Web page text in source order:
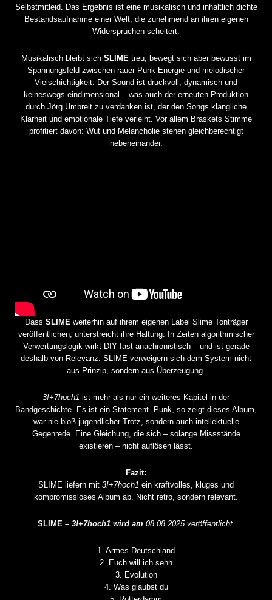
Selbstmitleid. Das Ergebnis ist eine musikalisch und inhaltlich dichte
Bestandsaufnahme einer Welt, die zunehmend an ihren eigenen
Widersprüchen scheitert.
Musikalisch bleibt sich SLIME treu, bewegt sich aber bewusst im
Spannungsfeld zwischen rauer Punk-Energie und melodischer
Vielschichtigkeit. Der Sound ist druckvoll, dynamisch und
keineswegs eindimensional – was auch der erneuten Produktion
durch Jörg Umbreit zu verdanken ist, der den Songs klangliche
Klarheit und emotionale Tiefe verleiht. Vor allem Braskets Stimme
profitiert davon: Wut und Melancholie stehen gleichberechtigt
nebeneinander.
Dass SLIME weiterhin auf ihrem eigenen Label Slime Tonträger
veröffentlichen, unterstreicht ihre Haltung. In Zeiten algorithmischer
Verwertungslogik wirkt DIY fast anachronistisch – und ist gerade
deshalb von Relevanz. SLIME verweigern sich dem System nicht
aus Prinzip, sondern aus Überzeugung.
3!+7hoch1 ist mehr als nur ein weiteres Kapitel in der
Bandgeschichte. Es ist ein Statement. Punk, so zeigt dieses Album,
war nie bloß jugendlicher Trotz, sondern auch intellektuelle
Gegenrede. Eine Gleichung, die sich – solange Missstände
existieren – nicht auflösen lässt.
Fazit:
SLIME liefern mit 3!+7hoch1 ein kraftvolles, kluges und
kompromissloses Album ab. Nicht retro, sondern relevant.
SLIME – 3!+7hoch1 wird am 08.08.2025 veröffentlicht.
1. Armes Deutschland
2. Euch will ich sehn
3. Evolution
4. Was glaubst du